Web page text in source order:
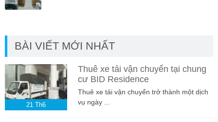
BÀI VIẾT MỚI NHẤT
21 Th6
Thuê xe tải vận chuyển tại chung
cư BID Residence
Thuê xe tải vận chuyển trở thành một dịch
vụ ngày ...